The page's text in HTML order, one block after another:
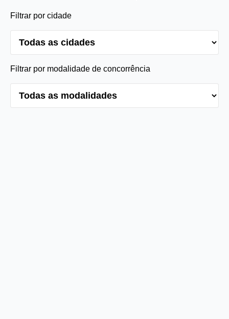
Filtrar por cidade
Filtrar por modalidade de concorrência